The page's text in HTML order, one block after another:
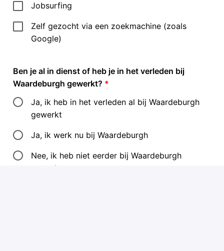
Jobsurfing
Zelf gezocht via een zoekmachine (zoals
Google)
Ben je al in dienst of heb je in het verleden bij
Waardeburgh gewerkt? *
Ja, ik heb in het verleden al bij Waardeburgh
gewerkt
Ja, ik werk nu bij Waardeburgh
Nee, ik heb niet eerder bij Waardeburgh
gewerkt